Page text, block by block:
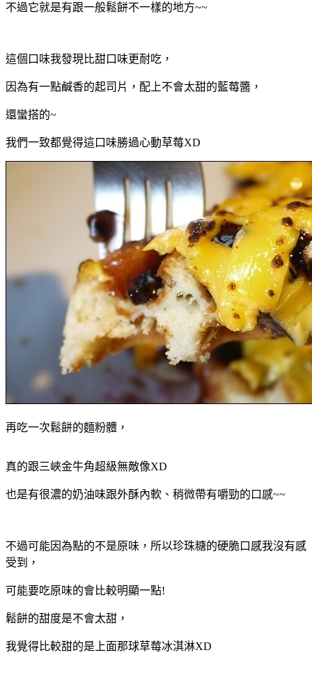
不過它就是有跟一般鬆餅不一樣的地方~~
這個口味我發現比甜口味更耐吃，
因為有一點鹹香的起司片，配上不會太甜的藍莓醬，
還蠻搭的~
我們一致都覺得這口味勝過心動草莓XD
再吃一次鬆餅的麵粉體，
真的跟三峽金牛角超級無敵像XD
也是有很濃的奶油味跟外酥內軟、稍微帶有嚼勁的口感~~
不過可能因為點的不是原味，所以珍珠糖的硬脆口感我沒有感
受到，
可能要吃原味的會比較明顯一點!
鬆餅的甜度是不會太甜，
我覺得比較甜的是上面那球草莓冰淇淋XD